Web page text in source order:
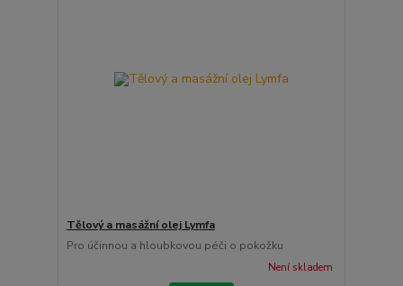
Tělový a masážní olej Lymfa
Pro účinnou a hloubkovou péči o pokožku
Není skladem